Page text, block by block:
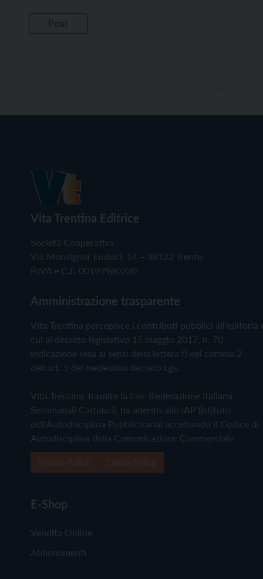
Vita Trentina Editrice
Società Cooperativa
Via Monsignor Endrici, 14 – 38122 Trento
P.IVA e C.F. 00199960220
Amministrazione trasparente
Vita Trentina percepisce i contributi pubblici all'editoria
cui al decreto legislativo 15 maggio 2017, n. 70.
Indicazione resa ai sensi della lettera f) del comma 2
dell'art. 5 del medesimo decreto Lgs.
Vita Trentina, tramite la Fisc (Federazione Italiana
Settimanali Cattolici), ha aderito allo IAP (Istituto
dell'Autodisciplina Pubblicitaria) accettando il Codice di
Autodisciplina della Comunicazione Commerciale
E-Shop
Vendita Online
Abbonamenti